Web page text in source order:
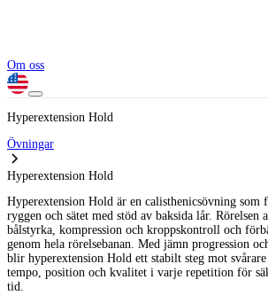
Om oss
Hyperextension Hold
Övningar
Hyperextension Hold
Hyperextension Hold är en calisthenicsövning som
ryggen och sätet med stöd av baksida lår. Rörelsen
bålstyrka, kompression och kroppskontroll och
genom hela rörelsebanan. Med jämn progression
blir hyperextension Hold ett stabilt steg mot
tempo, position och kvalitet i varje repetition för
tid.